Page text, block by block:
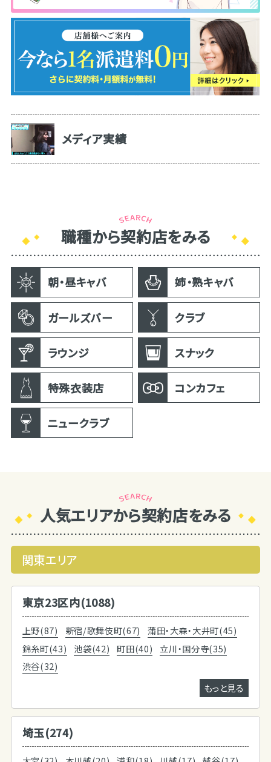
メディア実績
職種から契約店をみる
朝・昼キャバ 姉・熟キャバ
ガールズバー クラブ
ラウンジ スナック
特殊衣装店 コンカフェ
ニュークラブ
人気エリアから契約店をみる
関東エリア
東京23区内(1088)
上野(87) 新宿/歌舞伎町(67)
蒲田・大森・大井町(45)
錦糸町(43)
池袋(42) 町田(40)
立川・国分寺(35)
渋谷(32)
もっと見る
埼玉(274)